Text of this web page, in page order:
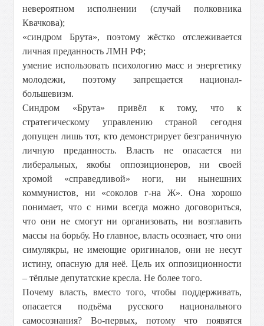
невероятном исполнении (случай полковника
Квачкова);
«синдром Брута», поэтому жёстко отслеживается
личная преданность ЛМН РФ;
умение использовать психологию масс и энергетику
молодежи, поэтому запрещается национал-
большевизм.
Синдром «Брута» привёл к тому, что к
стратегическому управлению страной сегодня
допущен лишь тот, кто демонстрирует безграничную
личную преданность. Власть не опасается ни
либеральных, якобы оппозиционеров, ни своей
хромой «справедливой» ноги, ни нынешних
коммунистов, ни «соколов г-на Ж». Она хорошо
понимает, что с ними всегда можно договориться,
что они не смогут ни организовать, ни возглавить
массы на борьбу. Но главное, власть осознает, что они
симулякры, не имеющие оригиналов, они не несут
истину, опасную для неё. Цель их оппозиционности
– тёплые депутатские кресла. Не более того.
Почему власть, вместо того, чтобы поддерживать,
опасается подъёма русского национального
самосознания? Во-первых, потому что появятся